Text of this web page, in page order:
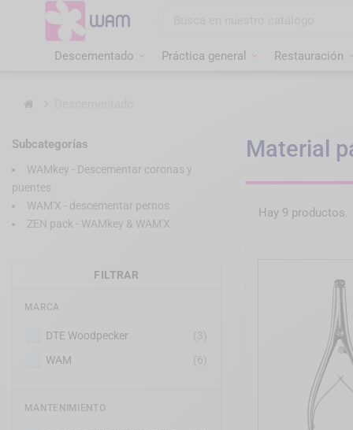
Descementado Práctica general Restauración
Subcategorías
WAMkey - Descementar coronas y
puentes
WAM'X - descementar pernos
ZEN pack - WAMkey & WAM'X
FILTRAR
MARCA
DTE Woodpecker
(3)
WAM
(6)
MANTENIMIENTO
Material
Hay 9 productos.